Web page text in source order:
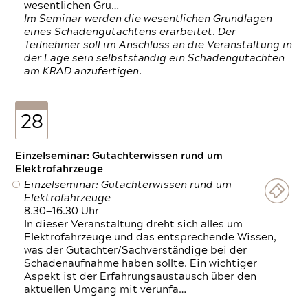
wesentlichen Gru…
Im Seminar werden die wesentlichen Grundlagen
eines Schadengutachtens erarbeitet. Der
Teilnehmer soll im Anschluss an die Veranstaltung in
der Lage sein selbstständig ein Schadengutachten
am KRAD anzufertigen.
28
Einzelseminar: Gutachterwissen rund um
Elektrofahrzeuge
Einzelseminar: Gutachterwissen rund um
Elektrofahrzeuge
8.30—16.30 Uhr
In dieser Veranstaltung dreht sich alles um
Elektrofahrzeuge und das entsprechende Wissen,
was der Gutachter/Sachverständige bei der
Schadenaufnahme haben sollte. Ein wichtiger
Aspekt ist der Erfahrungsaustausch über den
aktuellen Umgang mit verunfa…